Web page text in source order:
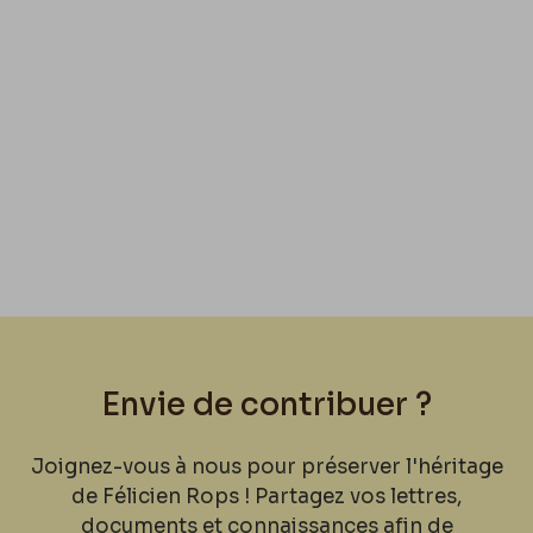
Envie de contribuer ?
Joignez-vous à nous pour préserver l'héritage
de Félicien Rops ! Partagez vos lettres,
documents et connaissances afin de